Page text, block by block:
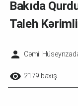
Bakıda
Taleh
Cəmil
2179 baxış